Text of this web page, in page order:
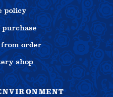
policy
purchase
order
shop